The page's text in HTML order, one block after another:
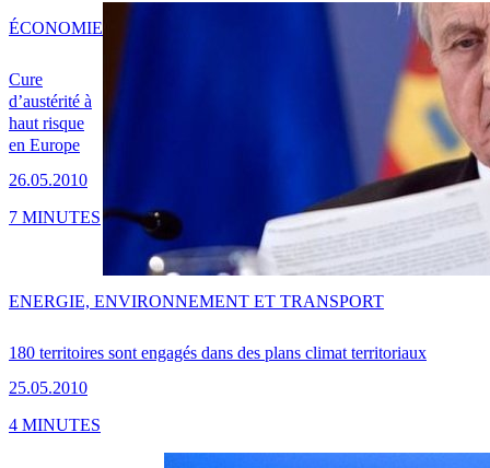
Cure
d’austérité à
haut risque
en Europe
26.05.2010
ÉCONOMIE
7 MINUTES
180 territoires sont engagés dans des plans climat territoriaux
25.05.2010
ENERGIE, ENVIRONNEMENT ET TRANSPORT
4 MINUTES